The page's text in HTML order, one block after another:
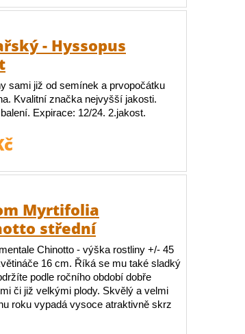
- Hyssopus
sami již od semínek a prvopočátku
Kvalitní značka nejvyšší jakosti.
Expirace: 12/24. 2.jakost.
Myrtifolia
střední
Chinotto - výška rostliny +/- 45
16 cm. Říká se mu také sladký
podle ročního období dobře
či již velkými plody. Skvělý a velmi
roku vypadá vysoce atraktivně skrz